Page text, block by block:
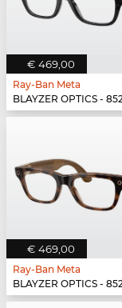
€ 469,00
Ray-Ban Meta
BLAYZER OPTICS -
€ 469,00
Ray-Ban Meta
BLAYZER OPTICS -